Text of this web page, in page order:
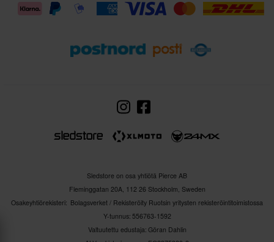
Sledstore on osa yhtiötä Pierce AB
Fleminggatan 20A, 112 26 Stockholm, Sweden
Osakeyhtiörekisteri: Bolagsverket / Rekisteröity Ruotsin yritysten rekisteröintitoimistossa
Y-tunnus: 556763-1592
Valtuutettu edustaja: Göran Dahlin